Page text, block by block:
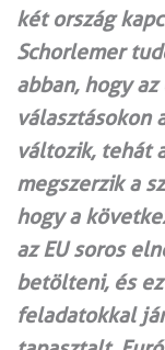
két ország
Schorlemer
abban, hogy
választásokon
változik, tehát
megszerzik a
hogy a
az EU soros
betölteni, és
feladatokkal